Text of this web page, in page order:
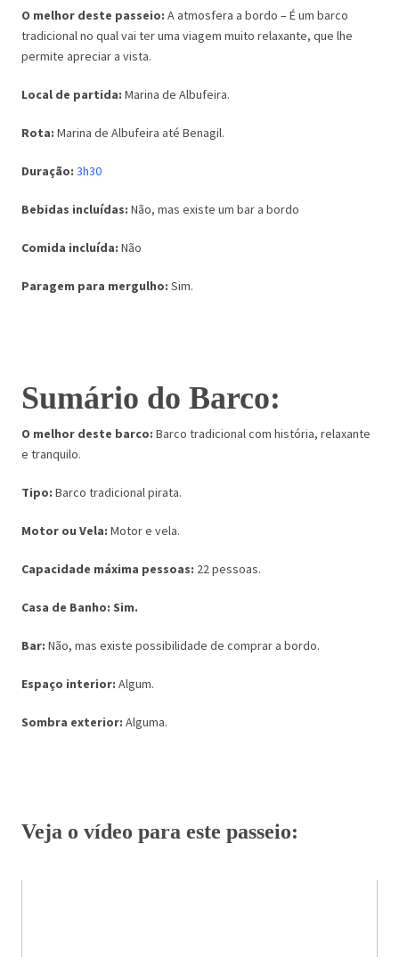
O melhor deste passeio: A atmosfera a bordo – É um barco
tradicional no qual vai ter uma viagem muito relaxante, que lhe
permite apreciar a vista.
Local de partida: Marina de Albufeira.
Rota: Marina de Albufeira até Benagil.
Duração: 3h30
Bebidas incluídas: Não, mas existe um bar a bordo
Comida incluída: Não
Paragem para mergulho: Sim.
Sumário do Barco:
O melhor deste barco: Barco tradicional com história, relaxante
e tranquilo.
Tipo: Barco tradicional pirata.
Motor ou Vela: Motor e vela.
Capacidade máxima pessoas: 22 pessoas.
Casa de Banho: Sim.
Bar: Não, mas existe possibilidade de comprar a bordo.
Espaço interior: Algum.
Sombra exterior: Alguma.
Veja o vídeo para este passeio: